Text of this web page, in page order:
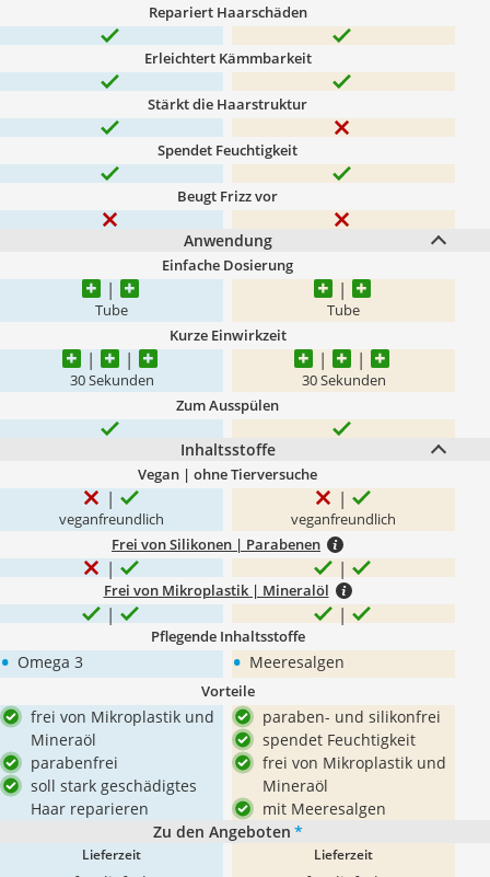
Repariert Haarschäden
Erleichtert Kämmbarkeit
Stärkt die Haarstruktur
Spendet Feuchtigkeit
Beugt Frizz vor
Anwendung
Einfache Dosierung
Tube Tube
Kurze Einwirkzeit
30 Sekunden 30 Sekunden
Zum Ausspülen
Inhaltsstoffe
Vegan | ohne Tierversuche
veganfreundlich veganfreundlich
Frei von Silikonen | Parabenen
Frei von Mikroplastik | Mineralöl
Pflegende Inhaltsstoffe
• Omega 3 • Meeresalgen
Vorteile
frei von Mikroplastik und
Mineraöl
parabenfrei
soll stark geschädigtes
Haar reparieren
paraben- und silikonfrei
spendet Feuchtigkeit
frei von Mikroplastik und
Mineraöl
mit Meeresalgen
Zu den Angeboten *
Lieferzeit Lieferzeit